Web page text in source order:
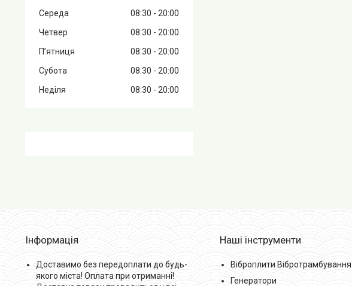
Середа
08:30
20:00
Четвер
08:30
20:00
Пʼятниця
08:30
20:00
Субота
08:30
20:00
Неділя
08:30 20:00
Інформація
Доставимо без передоплати до будь-
якого міста! Оплата при отриманні!
Наші інструменти
Віброплити Вібротрамбування
Генератори